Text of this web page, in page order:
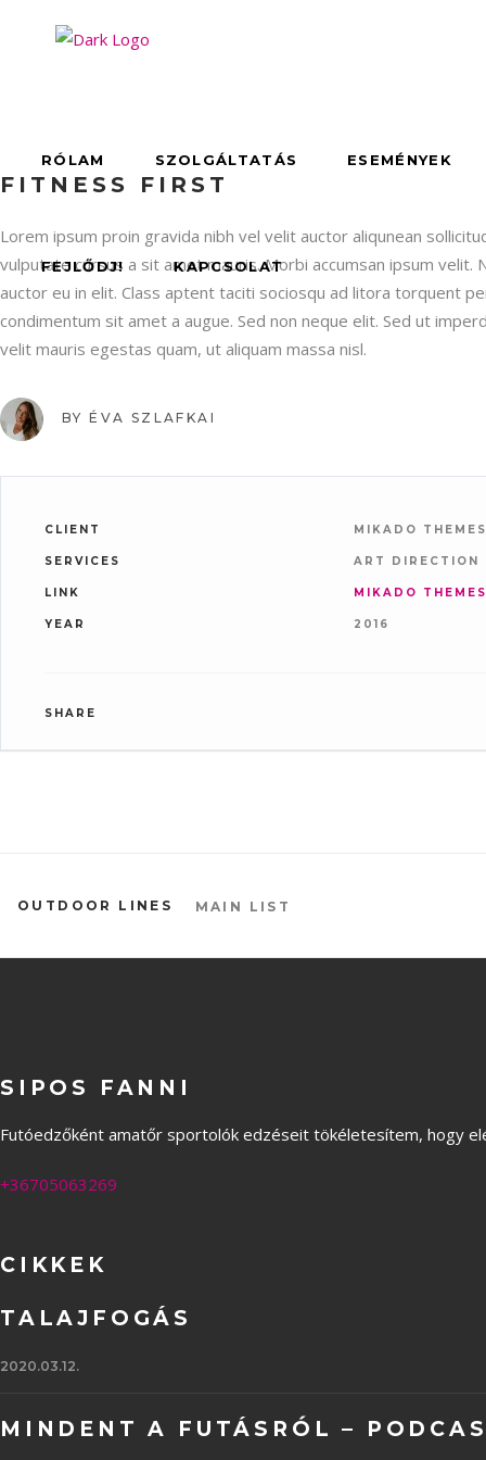
RÓLAM SZOLGÁLTATÁS ESEMÉNYEK
FEJLŐDJ! KAPCSOLAT
FITNESS FIRST
Lorem ipsum proin gravida nibh vel velit auctor aliqunean
vulputate cursus a sit amet mauris. Morbi accumsan ipsum
auctor eu in elit. Class aptent taciti sociosqu ad litora torquent
condimentum sit amet a augue. Sed non neque elit. Sed ut
velit mauris egestas quam, ut aliquam massa nisl.
BY ÉVA SZLAFKAI
CLIENT MIKADO
SERVICES ART DIRECTION
LINK MIKADO
YEAR 2016
SHARE
OUTDOOR LINES MAIN LIST
SIPOS FANNI
Futóedzőként amatőr sportolók edzéseit tökéletesítem, hogy
+36705063269
CIKKEK
TALAJFOGÁS
2020.03.12.
MINDENT A FUTÁSRÓL –